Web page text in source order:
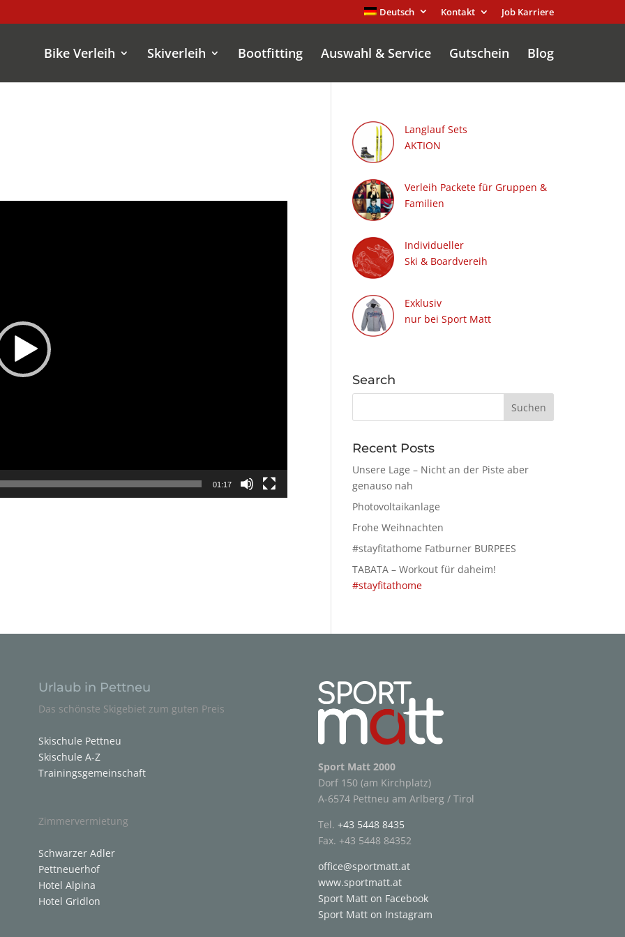
Deutsch Kontakt Job Karriere
Bike Verleih Skiverleih Bootfitting Auswahl & Service Gutschein Blog
01:17
Langlauf Sets
AKTION
Verleih Packete für Gruppen &
Familien
Individueller
Ski & Boardvereih
Exklusiv
nur bei Sport Matt
Search
Recent Posts
Unsere Lage – Nicht an der Piste aber
genauso nah
Photovoltaikanlage
Frohe Weihnachten
#stayfitathome Fatburner BURPEES
TABATA – Workout für daheim!
#stayfitathome
Urlaub in Pettneu
Das schönste Skigebiet zum guten Preis
Skischule Pettneu
Skischule A-Z
Trainingsgemeinschaft
Zimmervermietung
Schwarzer Adler
Pettneuerhof
Hotel Alpina
Hotel Gridlon
Sport Matt 2000
Dorf 150 (am Kirchplatz)
A-6574 Pettneu am Arlberg / Tirol
Tel. +43 5448 8435
Fax. +43 5448 84352
office@sportmatt.at
www.sportmatt.at
Sport Matt on Facebook
Sport Matt on Instagram